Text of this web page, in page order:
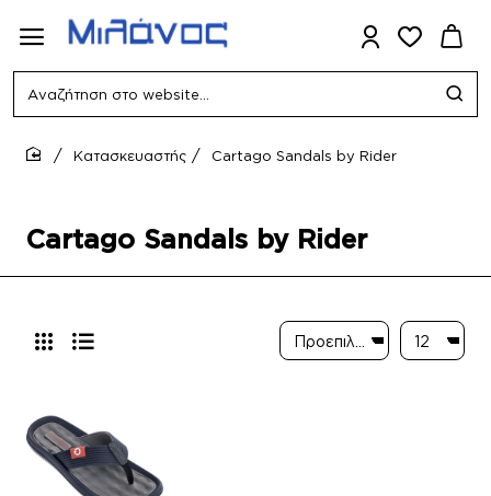
Αναζήτηση
website...
Cartago Sandals by Rider
Κατασκευαστής Cartago Sandals by Rider